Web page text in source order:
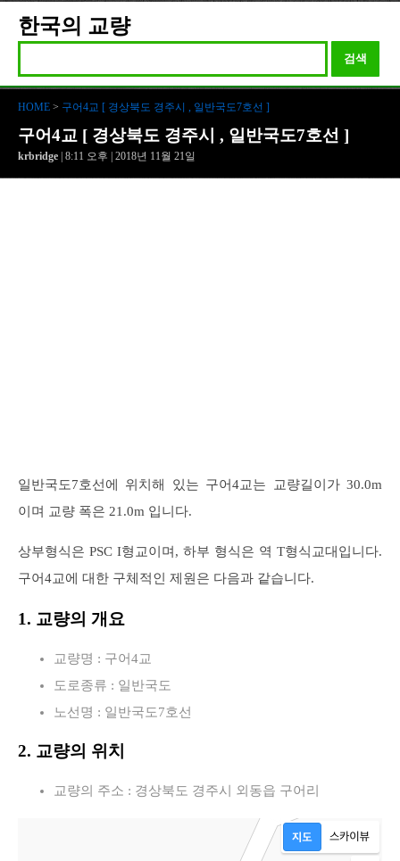
한국의 교량
검색
HOME > 구어4교 [ 경상북도 경주시 , 일반국도7호선 ]
구어4교 [ 경상북도 경주시 , 일반국도7호선 ]
krbridge | 8:11 오후 | 2018년 11월 21일
일반국도7호선에 위치해 있는 구어4교는 교량길이가 30.0m
이며 교량 폭은 21.0m 입니다.
상부형식은 PSC I형교이며, 하부 형식은 역 T형식교대입니다.
구어4교에 대한 구체적인 제원은 다음과 같습니다.
1. 교량의 개요
교량명 : 구어4교
도로종류 : 일반국도
노선명 : 일반국도7호선
2. 교량의 위치
교량의 주소 : 경상북도 경주시 외동읍 구어리